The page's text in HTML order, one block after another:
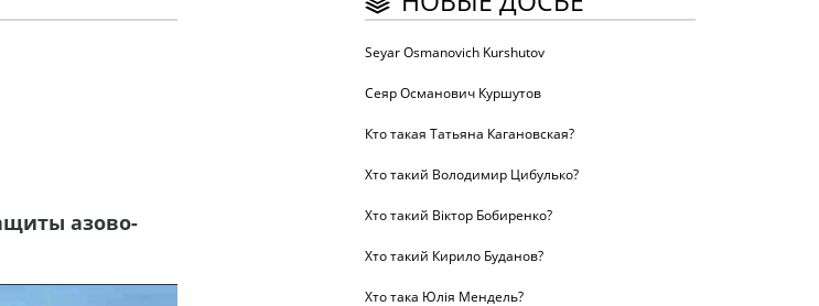
азово-
Seyar Osmanovich Kurshutov
Сеяр Османович Куршутов
Кто такая Татьяна Кагановская?
Хто такий Володимир Цибулько?
Хто такий Віктор Бобиренко?
Хто такий Кирило Буданов?
Хто така Юлія Мендель?